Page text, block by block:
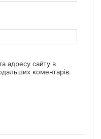
адресу сайту в
коментарів.